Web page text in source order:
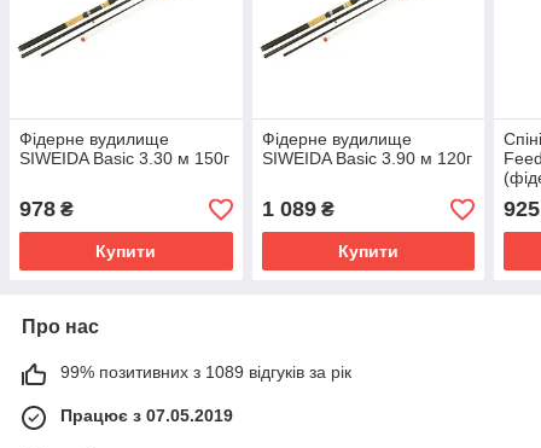
Фідерне вудилище
SIWEIDA Basic 3.30 м 150г
978 ₴
Купити
Фідерне вудилище
SIWEIDA Basic 3.90 м 120г
1 089₴
Купити
925
Про нас
99% позитивних з 1089 відгуків за рік
Працює з 07.05.2019